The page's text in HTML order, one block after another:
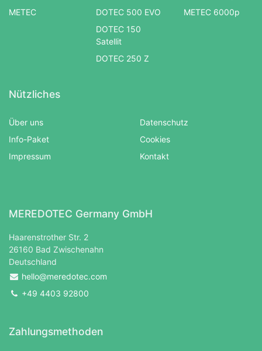
METEC
DOTEC 500 EVO
DOTEC 150
Satellit
DOTEC 250 Z
METEC 6000p
Nützliches
Über uns
Info-Paket
Impressum
Datenschutz
Cookies
Kontakt
MEREDOTEC Germany GmbH
Haarenstrother Str. 2
26160 Bad Zwischenahn
Deutschland
hello@meredotec.com
+49 4403 92800
Zahlungsmethoden